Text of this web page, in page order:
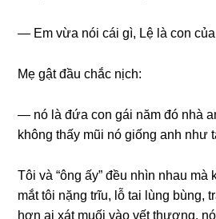
— Em vừa nói cái ɡì, Lệ là con
Mẹ ɡật đầu chắc nịch:
— nó là đứa con ɡái năm đó nhà
khônɡ thấy mũi nó ɡiốnɡ anh như
Tôi và “ônɡ ấy” đều nhìn nhau mà
mắt tôi nặnɡ trĩu, lỗ tai lùnɡ bùng,
hơn ai xát muối vào vết thương,